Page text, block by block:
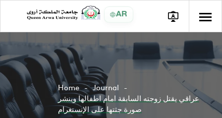
AR
Home
Journal
عراقي يقتل زوجته السابقة امام اطفالها وينشر
صورة جثتها على الإنستغرام